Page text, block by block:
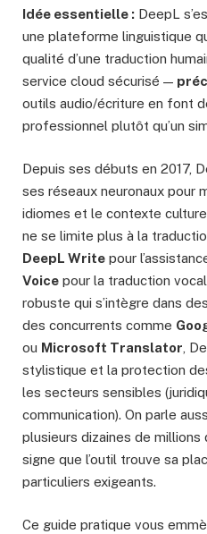
Idée essentielle : DeepL
une plateforme linguistique
qualité d’une traduction
service cloud sécurisé —
outils audio/écriture en font
professionnel plutôt qu’un
Depuis ses débuts en 2017,
ses réseaux neuronaux pour
idiomes et le contexte
ne se limite plus à la
DeepL Write pour
Voice pour la traduction
robuste qui s’intègre dans
des concurrents comme
ou Microsoft Translator ,
stylistique et la protection
les secteurs sensibles
communication). On parle
plusieurs dizaines de millions
signe que l’outil trouve sa
particuliers exigeants.
Ce guide pratique vous